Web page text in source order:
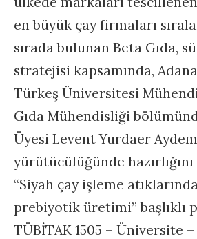
en büyük çay firmaları
sırada bulunan Beta Gıda,
stratejisi kapsamında,
Türkeş Üniversitesi
Gıda Mühendisliği
Üyesi Levent Yurdaer
yürütücülüğünde
“Siyah çay işleme
prebiyotik üretimi” başlıklı
TÜBİTAK 1505 – Üniversite –